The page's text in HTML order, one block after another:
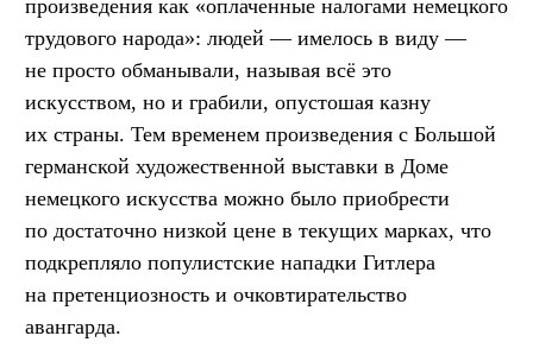
произведения как «оплаченные налогами немецкого
трудового народа»: людей — имелось в виду —
не просто обманывали, называя всё это
искусством, но и грабили, опустошая казну
их страны. Тем временем произведения с Большой
германской художественной выставки в Доме
немецкого искусства можно было приобрести
по достаточно низкой цене в текущих марках, что
подкрепляло популистские нападки Гитлера
на претенциозность и очковтирательство
авангарда.